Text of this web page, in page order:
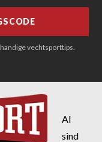
vechtsporttips.
Al
sind